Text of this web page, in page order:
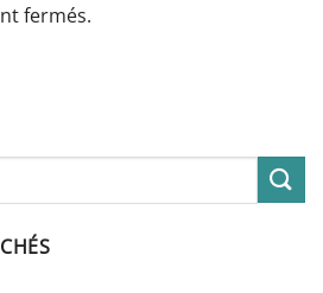
fermés.